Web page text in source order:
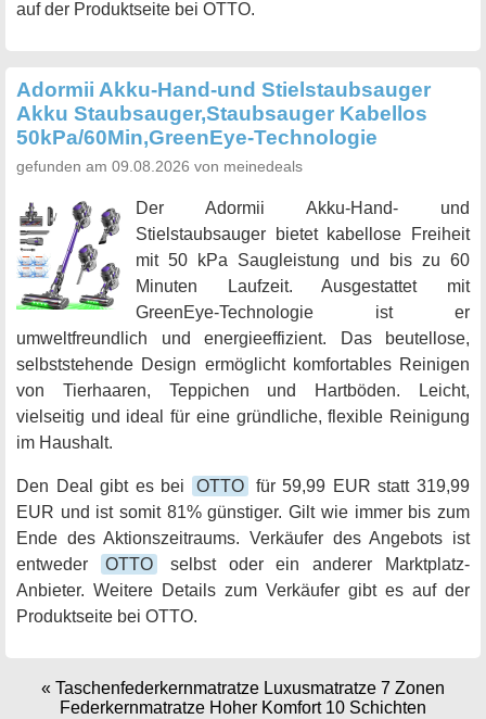
auf der Produktseite bei OTTO.
Adormii Akku-Hand-und Stielstaubsauger
Akku Staubsauger,Staubsauger Kabellos
50kPa/60Min,GreenEye-Technologie
gefunden am 09.08.2026 von meinedeals
Der Adormii Akku-Hand- und
Stielstaubsauger bietet kabellose Freiheit
mit 50 kPa Saugleistung und bis zu 60
Minuten Laufzeit. Ausgestattet mit
GreenEye-Technologie ist er
umweltfreundlich und energieeffizient. Das beutellose,
selbststehende Design ermöglicht komfortables Reinigen
von Tierhaaren, Teppichen und Hartböden. Leicht,
vielseitig und ideal für eine gründliche, flexible Reinigung
im Haushalt.
Den Deal gibt es bei OTTO
für 59,99 EUR statt 319,99
EUR und ist somit 81% günstiger. Gilt wie immer bis zum
Ende des Aktionszeitraums. Verkäufer des Angebots ist
entweder
OTTO
selbst oder ein anderer Marktplatz-
Anbieter. Weitere Details zum Verkäufer gibt es auf der
Produktseite bei OTTO.
« Taschenfederkernmatratze Luxusmatratze 7 Zonen
Federkernmatratze Hoher Komfort 10 Schichten